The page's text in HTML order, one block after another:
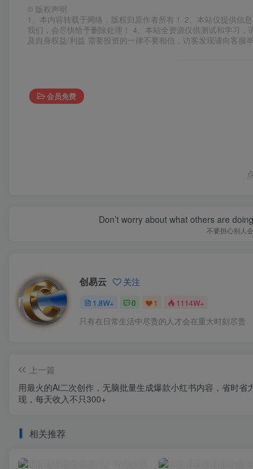
© 版权声明
1、本内容转载于网络，版权归原作者所有！ 2、本站仅提供信
我们，会尽快给予删除处理！ 4、本站全资源仅供测试和学习
及自身权益/利益 需要投资的一律不要相信，访客发现请向客
会员免费
Don’t worry about what others are
不要担心别人
创易云 关注
1.8W+ 0 1 1114W+
只有在日常生活中尽责的人才会在重大时刻尽责
上一篇
用最火的Ai二次创作，无脑批量生成爆款小红书内容，省时省
现，每天收入不只300+
相关推荐